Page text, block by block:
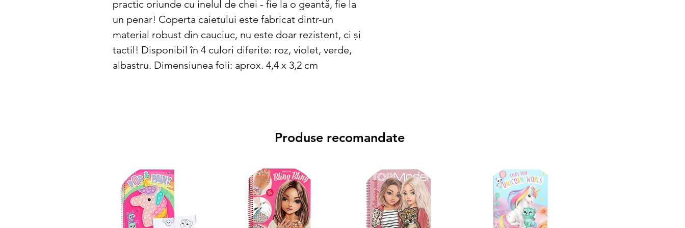
practic oriunde cu inelul de chei - fie la o geantă, fie la
un penar! Coperta caietului este fabricat dintr-un
material robust din cauciuc, nu este doar rezistent, ci și
tactil! Disponibil în 4 culori diferite: roz, violet, verde,
albastru. Dimensiunea foii: aprox. 4,4 x 3,2 cm
Produse recomandate